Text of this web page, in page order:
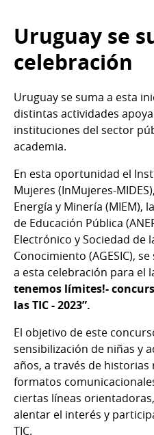
Uruguay se
celebración
Uruguay se suma a esta
distintas actividades
instituciones del sector
academia.
En esta oportunidad el
Mujeres (InMujeres-
Energía y Minería (MIEM),
de Educación Pública
Electrónico y Sociedad de
Conocimiento (AGESIC),
a esta celebración para el
tenemos límites!-
las TIC - 2023”.
El objetivo de este
sensibilización de niñas y
años, a través de
formatos
ciertas líneas
alentar el interés y
TIC.